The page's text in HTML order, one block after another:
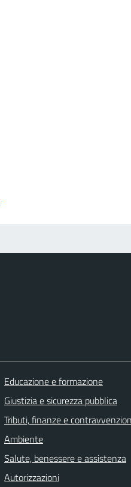
Educazione e formazione
Giustizia e sicurezza pubblica
Tributi, finanze e
Ambiente
Salute, benessere e assistenza
Autorizzazioni